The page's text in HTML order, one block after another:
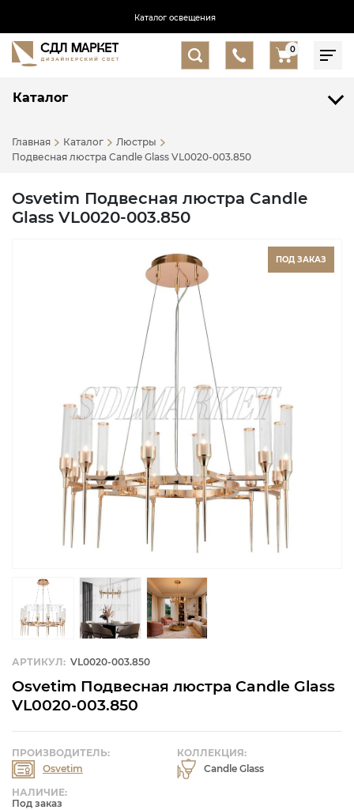
Каталог освещения
0
Каталог
Главная Каталог
Люстры
Подвесная люстра Candle Glass VL0020-003.850
Osvetim Подвесная люстра Candle
Glass VL0020-003.850
ПОД ЗАКАЗ
АРТИКУЛ: VL0020-003.850
Osvetim Подвесная люстра Candle Glass
VL0020-003.850
НАЛИЧИЕ:
Под заказ
КОЛЛЕКЦИЯ:
Candle Glass
ПРОИЗВОДИТЕЛЬ:
Osvetim